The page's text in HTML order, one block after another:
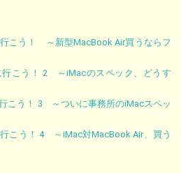
行こう！ ～新型MacBook Air買うならフ
行こう！ 2 ～iMacのスペック、どうす
こう！ 3 ～ついに事務所のiMacスペッ
こう！ 4 ～iMac対MacBook Air、買う